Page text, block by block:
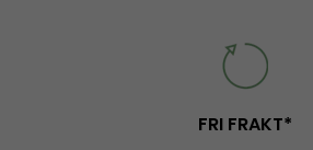
FRI FRAKT*